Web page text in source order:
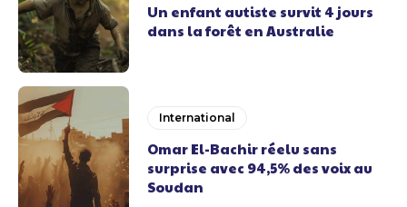
Un enfant autiste survit 4 jours
dans la forêt en Australie
International
Omar El-Bachir réelu sans
surprise avec 94,5% des voix au
Soudan